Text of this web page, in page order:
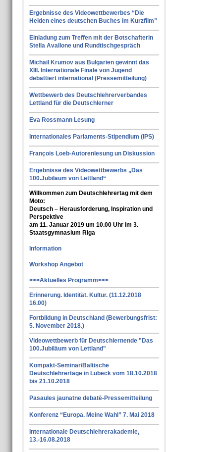
Ergebnisse des Videowettbewerbes “Die
Helden eines deutschen Buches im Kurzfilm”
Einladung zum Treffen mit der Botschafterin
Stella Avallone und Rundtischgespräch
Michail Krumov aus Bulgarien gewinnt das
XIII. Internationale Finale von Jugend
debattiert international (Pressemitteilung)
Wettbewerb des Deutschlehrerverbandes
Lettland für die Deutschlerner
Eva Rossmann Lesung
Internationales Parlaments-Stipendium (IPS)
François Loeb-Autorenlesung un Diskussion
Ergebnisse des Videowettbewerbs „Das
100.Jubiläum von Lettland“
Willkommen zum Deutschlehrertag mit dem
Moto:
Deutsch – Herausforderung, Inspiration und
Perspektive
am 11. Januar 2019 um 10.00 Uhr im 3.
Staatsgymnasium Riga
Information
Workshop Angebot
>>>Aktuelles Programm<<<
Erinnerung. Identität. Kultur. (11.12.2018
16.00)
Fortbildung in Deutschland (Bewerbungsfrist:
5. November 2018.)
Videowettbewerb für Deutschlernende "Das
100.Jubiläum von Lettland"
Kompakt-Seminar/Baltische
Deutschlehrertage in Lübeck vom 18.10.2018
bis 21.10.2018
Pasaules jaunatne debatē-Pressemitteilung
Konferenz “Europa. Meine Wahl” 7. Mai 2018
Internationale Deutschlehrerakademie,
13.-16.08.2018